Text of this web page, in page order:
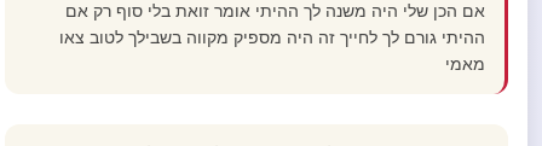
אם הכן שלי היה משנה לך ההיתי אומר זואת בלי סוף רק אם
ההיתי גורם לך לחייך זה היה מספיק מקווה בשבילך לטוב צאו
מאמי